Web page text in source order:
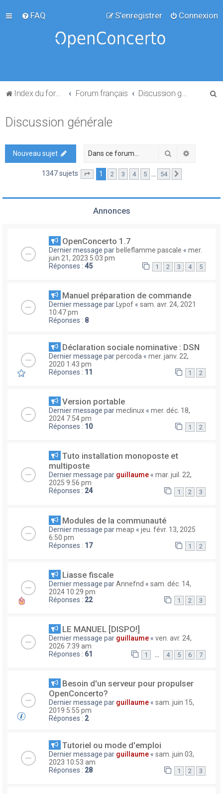
FAQ Connexion
S’enregistrer
Index du forum Forum français
Discussion générale
Nouveau sujet Rechercher
1347 sujets Page sur54
1 2 3 4 5 … 54
Annonces
OpenConcerto 1.7
Dernier message par belleflamme pascale « mer.
juin 21, 2023 5:03 pm
Réponses : 45 1 2 3 4 5
Manuel préparation de commande
Dernier message par Lypof « sam. avr. 24, 2021
10:47 pm
Réponses : 8
Déclaration sociale nominative : DSN
Dernier message parpercoda « mer. janv. 22,
2020 1:43 pm
Réponses : 11 1 2
Version portable
Dernier message parmeclinux « mer. déc. 18,
2024 7:54 pm
Réponses : 10 1 2
Tuto installation monoposte et
multiposte
Dernier message par guillaume « mar. juil. 22,
2025 9:56 pm
Réponses : 24 1 2 3
Modules de la communauté
Dernier message parmeap « jeu. févr. 13, 2025
6:50 pm
Réponses : 17 1 2
Liasse fiscale
Dernier message parAnnefnd « sam. déc. 14,
2024 10:29 pm
Réponses : 22 1 2 3
LE MANUEL [DISPO!]
Dernier message par guillaume « ven. avr. 24,
2026 7:39 am
Réponses : 61 1 … 4 5 6 7
Besoin d'un serveur pour propulser
OpenConcerto?
Dernier message par guillaume « sam. juin 15,
2019 5:55 pm
Réponses : 2
Tutoriel ou mode d'emploi
Dernier message par guillaume « sam. juin 03,
2023 10:53 am
Réponses : 28 1 2 3